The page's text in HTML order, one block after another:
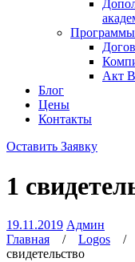
Акт
Блог
Цены
Контакты
Оставить Заявку
1
19.11.2019 Админ
Главная / Logos /
свидетельство